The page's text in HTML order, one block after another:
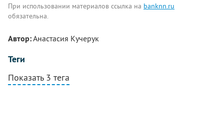
При использовании материалов ссылка на banknn.ru
обязательна.
Автор:Анастасия Кучерук
Теги
Показать 3 тега